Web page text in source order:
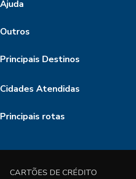
Ajuda
Outros
Principais Destinos
Cidades Atendidas
Principais rotas
CARTÕES DE CRÉDITO